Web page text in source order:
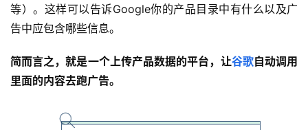
等）。这样可以告诉Google你的产品目录中有什么以及广
告中应包含哪些信息。
简而言之，就是一个上传产品数据的平台，让谷歌自动调用
里面的内容去跑广告。